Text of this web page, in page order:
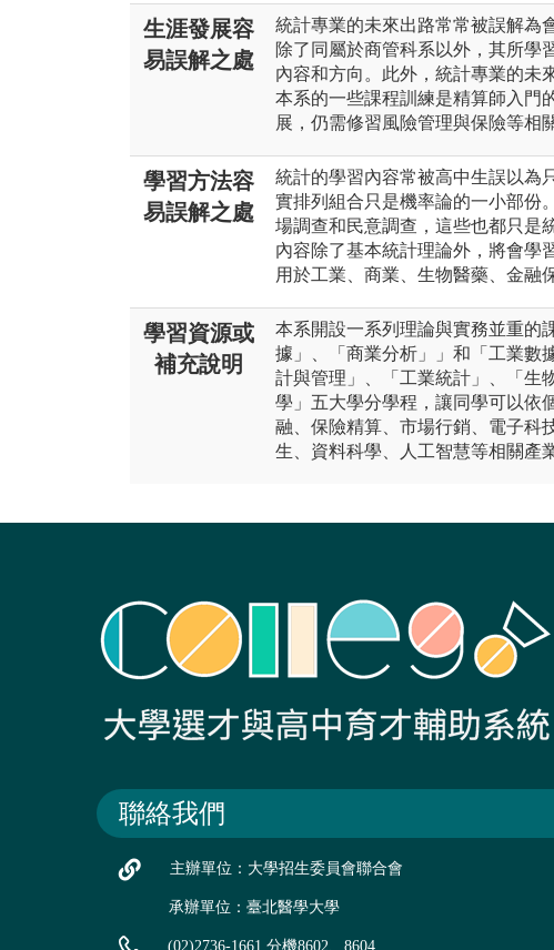
生涯發展容
易誤解之處
統計專業的未來出路常常被誤解為
除了同屬於商管科系以外，其所學
內容和方向。此外，統計專業的未
本系的一些課程訓練是精算師入門
展，仍需修習風險管理與保險等相
學習方法容
易誤解之處
統計的學習內容常被高中生誤以為
實排列組合只是機率論的一小部份
場調查和民意調查，這些也都只是
內容除了基本統計理論外，將會學
用於工業、商業、生物醫藥、金融
學習資源或
補充說明
本系開設一系列理論與實務並重的
據」、「商業分析」」和「工業數
計與管理」、「工業統計」、「生
學」五大學分學程，讓同學可以依
融、保險精算、市場行銷、電子科
生、資料科學、人工智慧等相關產業
聯絡我們
主辦單位：大學招生委員會聯合會
承辦單位：臺北醫學大學
(02)2736-1661 分機8602、8604